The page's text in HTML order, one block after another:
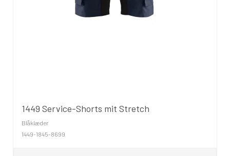
1449 Service-Shorts mit Stretch
Blåklæder
1449-1845-8699